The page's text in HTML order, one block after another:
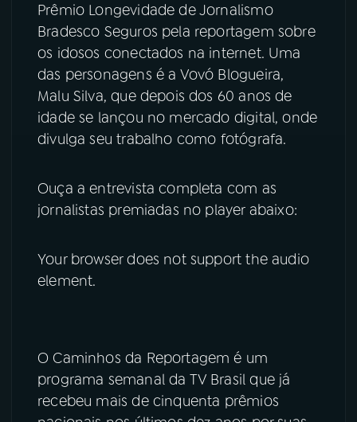
Instagram X
TikTok
Prêmio Longevidade de Jornalismo
Bradesco Seguros pela reportagem sobre
os idosos conectados na internet. Uma
das personagens é a Vovó Blogueira,
Malu Silva, que depois dos 60 anos de
idade se lançou no mercado digital, onde
divulga seu trabalho como fotógrafa.
Ouça a entrevista completa com as
jornalistas premiadas no player abaixo:
Your browser does not support the audio
element.
O Caminhos da Reportagem é um
programa semanal da TV Brasil que já
recebeu mais de cinquenta prêmios